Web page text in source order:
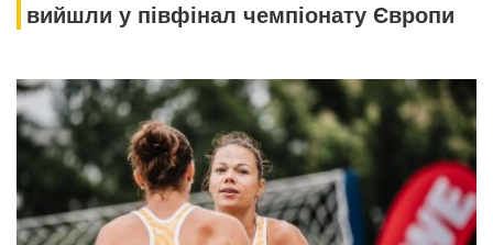
вийшли у півфінал чемпіонату Європи